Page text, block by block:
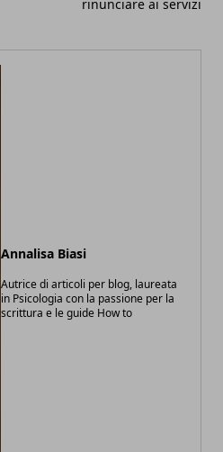
rinunciare ai servizi
Annalisa Biasi
Autrice di articoli per blog, laureata
in Psicologia con la passione per la
scrittura e le guide How to